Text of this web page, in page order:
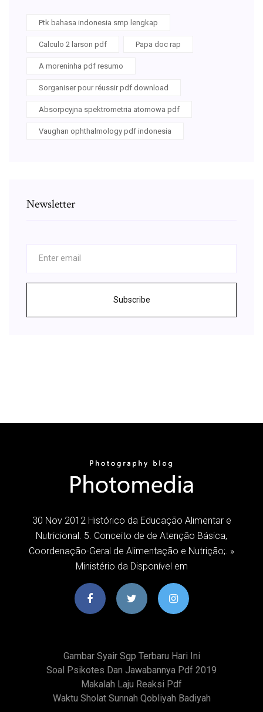
Ptk bahasa indonesia smp lengkap
Calculo 2 larson pdf Papa doc rap
A moreninha pdf resumo
Sorganiser pour réussir pdf download
Absorpcyjna spektrometria atomowa pdf
Vaughan ophthalmology pdf indonesia
Newsletter
Subscribe
30 Nov 2012 Histórico da Educação Alimentar e
Nutricional. 5. Conceito de de Atenção Básica,
Coordenação-Geral de Alimentação e Nutrição;. »
Ministério da Disponível em
Gambar Syair Sgp Terbaru Hari Ini
Soal Psikotes Dan Jawabannya Pdf 2019
Makalah Laju Reaksi Pdf
Waktu Sholat Sunnah Qobliyah Badiyah